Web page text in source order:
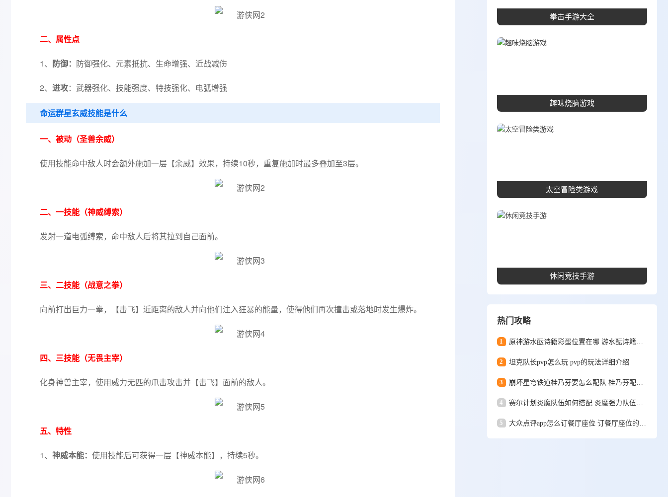
二、属性点
1、 防御： 防御强化、元素抵抗、生命增强、近战减伤
2、 进攻：武器强化、技能强度、特技强化、电弧增强
命运群星玄威技能是什么
一、被动（圣兽余威）
使用技能命中敌人时会额外施加一层【余威】效果，持续10秒，重复施加时最多叠加至3层。
二、一技能（神威缚索）
发射一道电弧缚索，命中敌人后将其拉到自己面前。
三、二技能（战意之拳）
向前打出巨力一拳，【击飞】近距离的敌人并向他们注入狂暴的能量，使得他们再次撞击或落地时发生爆炸。
四、三技能（无畏主宰）
化身神兽主宰，使用威力无匹的爪击攻击并【击飞】面前的敌人。
五、特性
1、 神威本能： 使用技能后可获得一层【神威本能】，持续5秒。
拳击手游大全
趣味烧脑游戏
太空冒险类游戏
休闲竞技手游
热门攻略
1 原神游水酝诗籍彩蛋位置在哪 游水酝诗籍彩蛋位置一览
2 坦克队长pvp怎么玩 pvp的玩法详细介绍
3
4
5